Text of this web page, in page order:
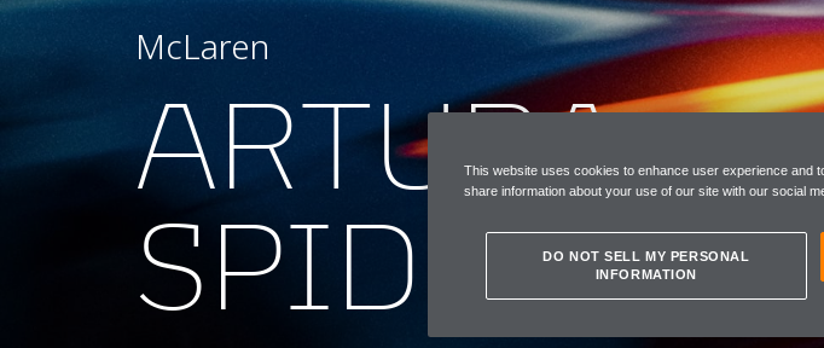
McLaren
ARTURA
SPIDER
This website uses cookies to enhance user experience and
share information about your use of our site with our social
DO NOT SELL MY PERSONAL
INFORMATION